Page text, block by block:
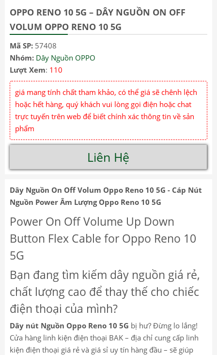
OPPO RENO 10 5G – DÂY NGUỒN ON OFF
VOLUM OPPO RENO 10 5G
Mã SP: 57408
Nhóm: Dây Nguồn OPPO
Lượt Xem: 110
giá mang tính chất tham khảo, có thể giá sẽ chênh lệch
hoặc hết hàng, quý khách vui lòng gọi điện hoặc chat
trực tuyến trên web để biết chính xác thông tin về sản
phẩm
Liên Hệ
Dây Nguồn On Off Volum Oppo Reno 10 5G - Cáp Nút
Nguồn Power Âm Lượng Oppo Reno 10 5G
Power On Off Volume Up Down
Button Flex Cable for Oppo Reno 10
5G
Bạn đang tìm kiếm dây nguồn giá rẻ,
chất lượng cao để thay thế cho chiếc
điện thoại của mình?
Dây nút Nguồn Oppo Reno 10 5G bị hư? Đừng lo lắng!
Cửa hàng linh kiện điện thoại BAK – địa chỉ cung cấp linh
kiện điện thoại giá rẻ và giá sỉ uy tín hàng đầu – sẽ giúp